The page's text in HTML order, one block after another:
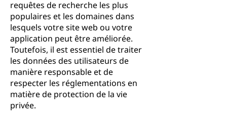
requêtes de recherche les plus
populaires et les domaines dans
lesquels votre site web ou votre
application peut être améliorée.
Toutefois, il est essentiel de traiter
les données des utilisateurs de
manière responsable et de
respecter les réglementations en
matière de protection de la vie
privée.